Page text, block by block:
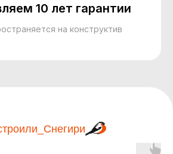
10 лет гарантии
на конструктив
Написать